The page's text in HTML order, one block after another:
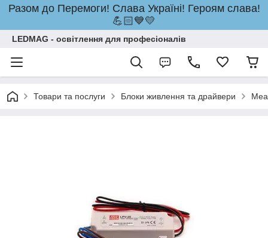
Разом до Перемоги! Слава Україні! Героям слава!
💪🏻💙💛
LEDMAG - освітлення для професіоналів
Товари та послуги Блоки живлення та драйвери